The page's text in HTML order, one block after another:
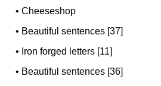
•Cheeseshop
• Beautiful sentences [37]
• Iron forged letters [11]
• Beautiful sentences [36]